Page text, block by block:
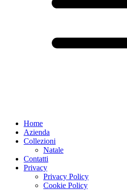
Home
Azienda
Collezioni
Natale
Contatti
Privacy
Privacy Policy
Cookie Policy